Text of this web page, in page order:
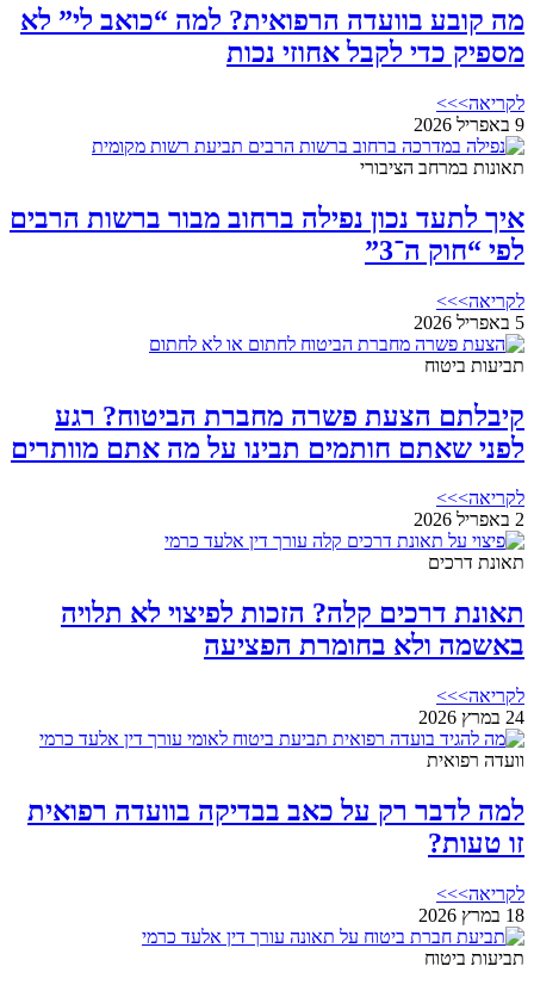
מה קובע בוועדה הרפואית? למה “כואב לי” לא
מספיק כדי לקבל אחוזי נכות
לקריאה>>>
9 באפריל 2026
תאונות במרחב הציבורי
איך לתעד נכון נפילה ברחוב מבור ברשות הרבים
לפי “חוק ה־3”
לקריאה>>>
5 באפריל 2026
תביעות ביטוח
קיבלתם הצעת פשרה מחברת הביטוח? רגע
לפני שאתם חותמים תבינו על מה אתם מוותרים
לקריאה>>>
2 באפריל 2026
תאונת דרכים
תאונת דרכים קלה? הזכות לפיצוי לא תלויה
באשמה ולא בחומרת הפציעה
לקריאה>>>
24 במרץ 2026
וועדה רפואית
למה לדבר רק על כאב בבדיקה בוועדה רפואית
זו טעות?
לקריאה>>>
18 במרץ 2026
תביעות ביטוח